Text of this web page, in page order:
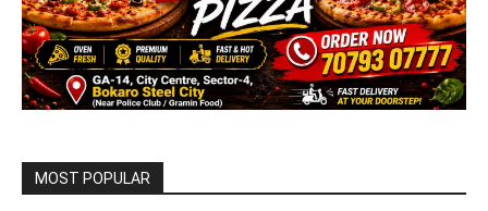
MOST POPULAR